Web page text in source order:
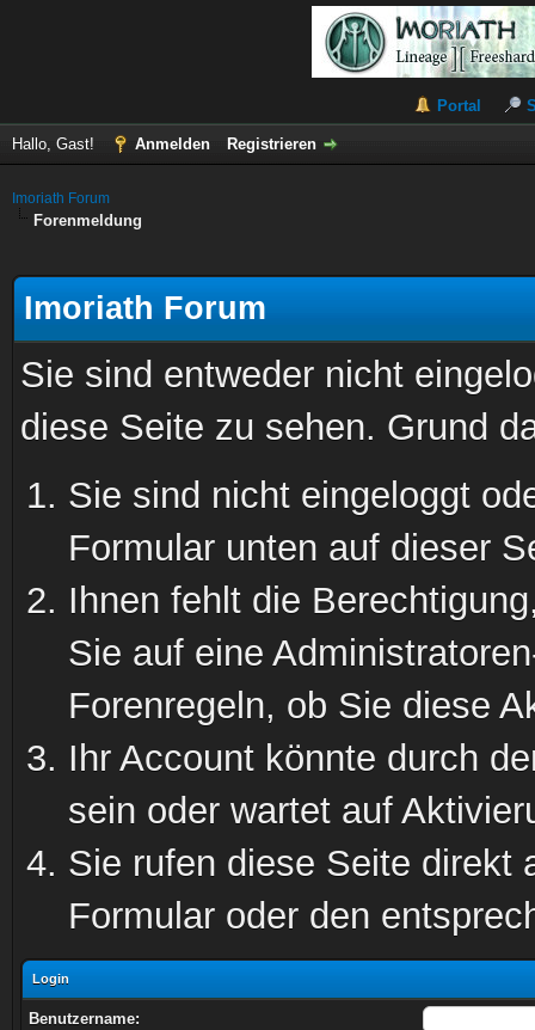
Portal
Hallo, Gast! Anmelden Registrieren
Imoriath Forum
Forenmeldung
Imoriath Forum
Sie sind entweder nicht
diese Seite zu sehen. Grund
Sie sind nicht eingeloggt
Formular unten auf dieser
Ihnen fehlt die
Sie auf eine
Forenregeln, ob Sie diese
Ihr Account könnte durch
sein oder wartet auf
Sie rufen diese Seite direkt
Formular oder den
Login
Benutzername: